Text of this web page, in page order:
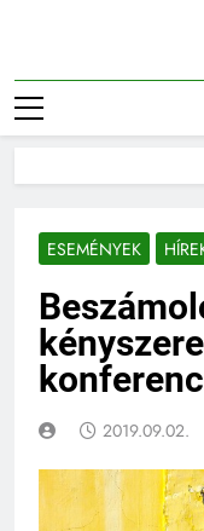
ESEMÉNYEK
2019.09.02.